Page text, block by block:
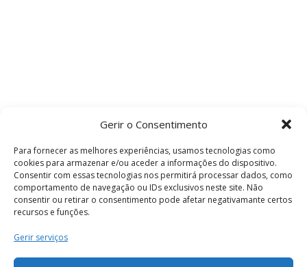
Gerir o Consentimento
Para fornecer as melhores experiências, usamos tecnologias como
cookies para armazenar e/ou aceder a informações do dispositivo.
Consentir com essas tecnologias nos permitirá processar dados, como
comportamento de navegação ou IDs exclusivos neste site. Não
consentir ou retirar o consentimento pode afetar negativamante certos
recursos e funções.
Gerir serviços
Termos e Condições